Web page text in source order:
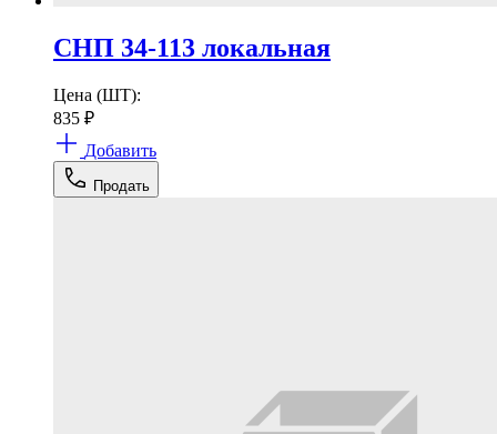
СНП 34-113 локальная
Цена (ШТ):
835 ₽
Добавить
Продать